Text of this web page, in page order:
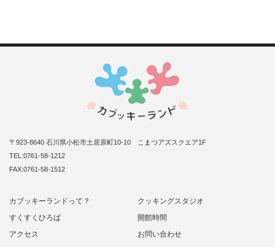
〒923-8640 石川県小松市土居原町10-10 こまつアズスクエア1F
TEL:0761-58-1212
FAX:0761-58-1512
カブッキーランドって？
クッキングスタジオ
すくすくひろば
開館時間
アクセス
お問い合わせ